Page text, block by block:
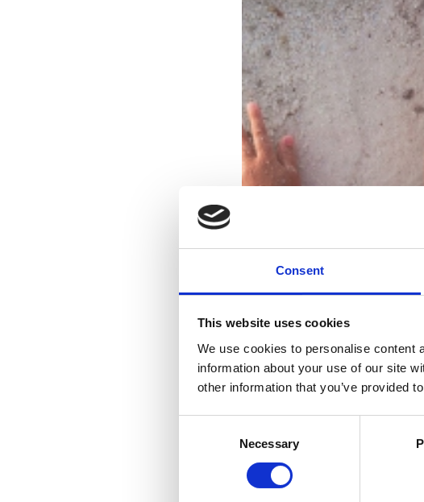
Consent
This website uses cookies
We use cookies to personalise content
information about your use of our site
other information that you’ve provided
Necessary